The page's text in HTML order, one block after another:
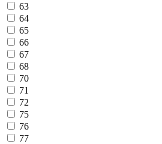
63
64
65
66
67
68
70
71
72
75
76
77